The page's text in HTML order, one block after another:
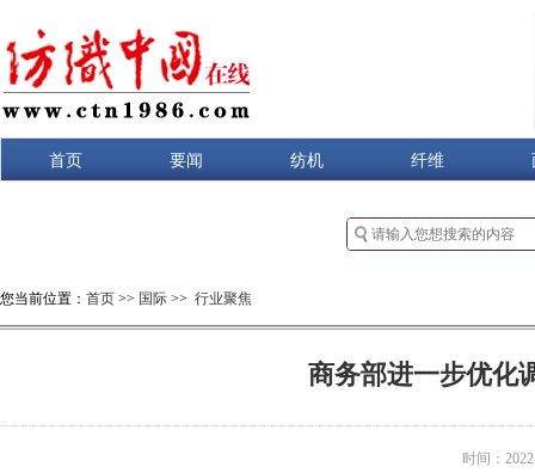
首页 要闻 纺机 纤维
您当前位置： 首页 >> 国际 >> 行业聚焦
商务部进一步优化
时间：